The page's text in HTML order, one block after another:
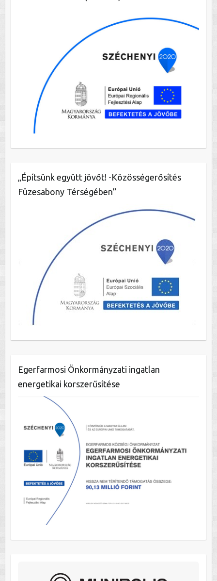
„Építsünk együtt jövőt! -Közösségerősítés
Füzesabony Térségében”
Egerfarmosi Önkormányzati ingatlan
energetikai korszerűsítése